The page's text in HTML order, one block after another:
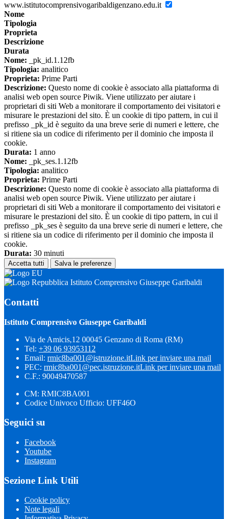
www.istitutocomprensivogaribaldigenzano.edu.it
Nome
Tipologia
Proprieta
Descrizione
Durata
Nome: _pk_id.1.12fb
Tipologia: analitico
Proprieta: Prime Parti
Descrizione: Questo nome di cookie è associato alla piattaforma di
analisi web open source Piwik. Viene utilizzato per aiutare i
proprietari di siti Web a monitorare il comportamento dei visitatori e
misurare le prestazioni del sito. È un cookie di tipo pattern, in cui il
prefisso _pk_id è seguito da una breve serie di numeri e lettere, che
si ritiene sia un codice di riferimento per il dominio che imposta il
cookie.
Durata: 1 anno
Nome: _pk_ses.1.12fb
Tipologia: analitico
Proprieta: Prime Parti
Descrizione: Questo nome di cookie è associato alla piattaforma di
analisi web open source Piwik. Viene utilizzato per aiutare i
proprietari di siti Web a monitorare il comportamento dei visitatori e
misurare le prestazioni del sito. È un cookie di tipo pattern, in cui il
prefisso _pk_ses è seguito da una breve serie di numeri e lettere, che
si ritiene sia un codice di riferimento per il dominio che imposta il
cookie.
Durata: 30 minuti
Accetta tutti Salva le preferenze
Istituto Comprensivo Giuseppe Garibaldi
Contatti
Istituto Comprensivo Giuseppe Garibaldi
Via de Amicis,12 00045 Genzano di Roma (RM)
Tel: +39 06 93953112
Email: rmic8ba001@istruzione.itLink per inviare una mail
PEC: rmic8ba001@pec.istruzione.itLink per inviare una mail
C.F.: 90049470587
CM: RMIC8BA001
Codice Univoco Ufficio: UFF46O
Seguici su
Facebook
Youtube
Instagram
Sezione Link Utili
Cookie policy
Note legali